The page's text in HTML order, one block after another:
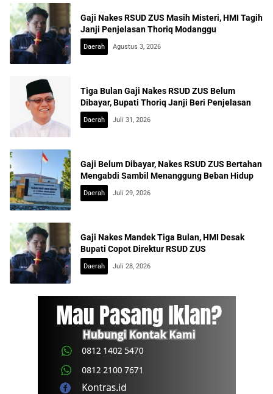
Gaji Nakes RSUD ZUS Masih Misteri, HMI Tagih
Janji Penjelasan Thoriq Modanggu
Daerah Agustus 3, 2026
Tiga Bulan Gaji Nakes RSUD ZUS Belum
Dibayar, Bupati Thoriq Janji Beri Penjelasan
Daerah Juli 31, 2026
Gaji Belum Dibayar, Nakes RSUD ZUS Bertahan
Mengabdi Sambil Menanggung Beban Hidup
Daerah Juli 29, 2026
Gaji Nakes Mandek Tiga Bulan, HMI Desak
Bupati Copot Direktur RSUD ZUS
Daerah Juli 28, 2026